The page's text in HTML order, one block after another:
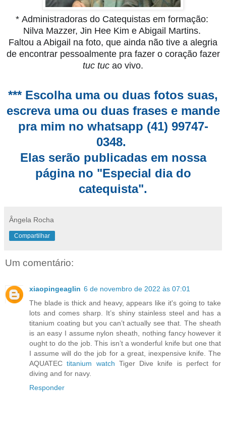
* Administradoras do Catequistas em formação:
Nilva Mazzer, Jin Hee Kim e Abigail Martins.
Faltou a Abigail na foto, que ainda não tive a alegria
de encontrar pessoalmente pra fazer o coração fazer
tuc tuc ao vivo.
*** Escolha uma ou duas fotos suas,
escreva uma ou duas frases e mande
pra mim no whatsapp (41) 99747-
0348.
Elas serão publicadas em nossa
página no "Especial dia do
catequista".
Ângela Rocha
Compartilhar
Um comentário:
xiaopingeaglin 6 de novembro de 2022 às 07:01
The blade is thick and heavy, appears like it's going to take
lots and comes sharp. It’s shiny stainless steel and has a
titanium coating but you can’t actually see that. The sheath
is an easy I assume nylon sheath, nothing fancy however it
ought to do the job. This isn’t a wonderful knife but one that
I assume will do the job for a great, inexpensive knife. The
AQUATECtitanium watch Tiger Dive knife is perfect for
diving and for navy.
Responder